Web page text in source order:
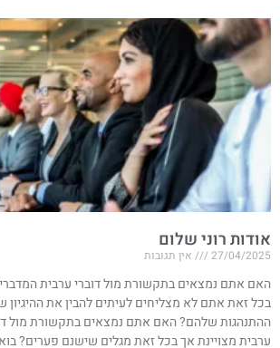
אודות רוני שלום
27/04/2025 אין תגובות
האם אתם נמצאים בתקשורת מול דוברי ערבית
בכל זאת אתם לא מצליחים לעיתים להבין את ההיגיון
ההתנהגות שלהם? האם אתם נמצאים בתקשורת מול
ערבית מצויינת אך בכל זאת מגלים שישנם פערים?